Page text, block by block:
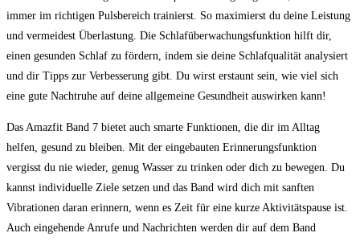
immer im richtigen Pulsbereich trainierst. So maximierst du deine Leistung
und vermeidest Überlastung. Die Schlafüberwachungsfunktion hilft dir,
einen gesunden Schlaf zu fördern, indem sie deine Schlafqualität analysiert
und dir Tipps zur Verbesserung gibt. Du wirst erstaunt sein, wie viel sich
eine gute Nachtruhe auf deine allgemeine Gesundheit auswirken kann!
Das Amazfit Band 7 bietet auch smarte Funktionen, die dir im Alltag
helfen, gesund zu bleiben. Mit der eingebauten Erinnerungsfunktion
vergisst du nie wieder, genug Wasser zu trinken oder dich zu bewegen. Du
kannst individuelle Ziele setzen und das Band wird dich mit sanften
Vibrationen daran erinnern, wenn es Zeit für eine kurze Aktivitätspause ist.
Auch eingehende Anrufe und Nachrichten werden dir auf dem Band